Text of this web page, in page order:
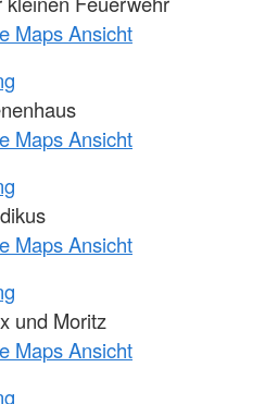
Maps Ansicht
Maps Ansicht
Maps Ansicht
und Moritz
Maps Ansicht